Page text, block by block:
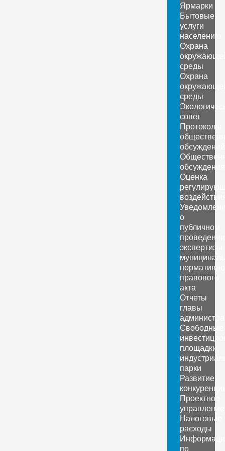
Ярмарки
Бытовые
услуги
населению
Охрана
среды
Охрана
среды
совет
Протоколы
обсуждений
обсуждения
Оценка
о
публичном
проведении
экспертизы
правового
акта
Отчеты
главы
Свободные
площадки,
парки
Развитие
Проектное
управление
Налоговые
расходы
по